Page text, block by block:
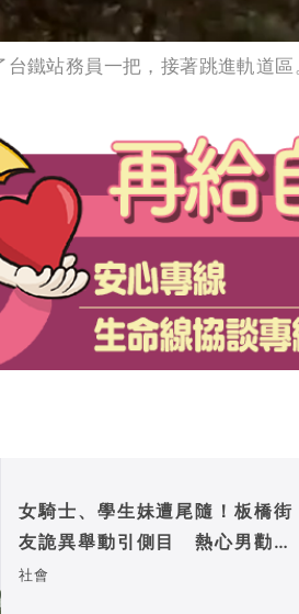
台鐵站務員一把，接著跳進軌道
女騎士、學生妹遭尾隨！板橋街
友詭異舉動引側目 熱心男勸阻
遭踹險被筆戳
社會